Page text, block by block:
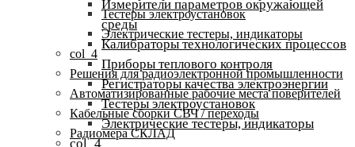
Тестеры электроустановок
Электрические тестеры, индикаторы
col_4
Решения для радиоэлектронной промышленности
Автоматизированные рабочие места поверителей
Кабельные сборки СВЧ / переходы
Радиомера СКЛАД
Измерители параметров окружающей
среды
Калибраторы технологических процессов
Приборы теплового контроля
Регистраторы качества электроэнергии
Тестеры электроустановок
Электрические тестеры, индикаторы
col_4